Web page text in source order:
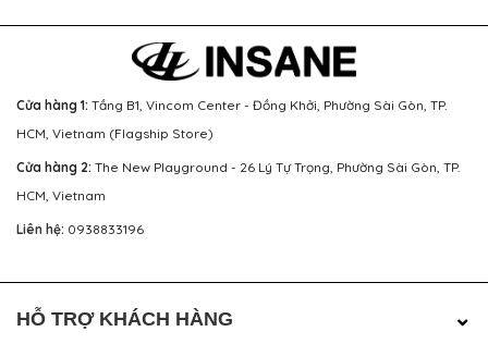
Cửa hàng 1: Tầng B1, Vincom Center - Đồng Khởi, Phường Sài Gòn, TP.
HCM, Vietnam (Flagship Store)
Cửa hàng 2: The New Playground - 26 Lý Tự Trọng, Phường Sài Gòn, TP.
HCM, Vietnam
Liên hệ: 0938833196
HỖ TRỢ KHÁCH HÀNG